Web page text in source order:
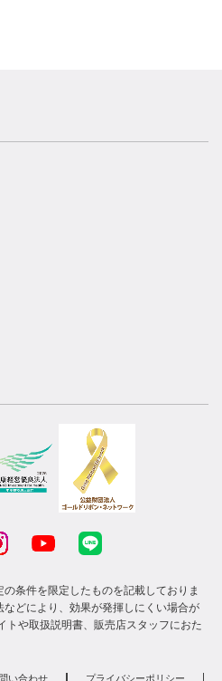
条件を限定したものを記載しておりま
どにより、効果が発揮しにくい場合が
トや取扱説明書、販売店スタッフにおた
い合わせ プライバシーポリシー